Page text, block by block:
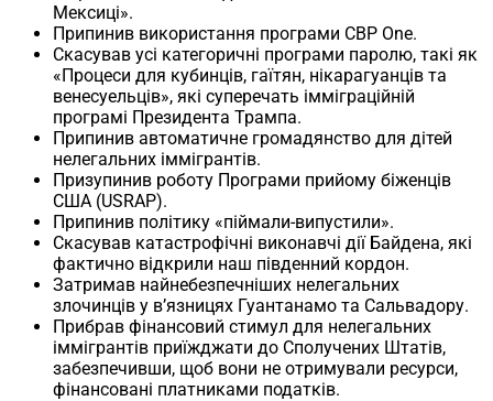
Мексиці».
Припинив використання програми CBP One.
Скасував усі категоричні програми паролю, такі як
«Процеси для кубинців, гаїтян, нікарагуанців та
венесуельців», які суперечать імміграційній
програмі Президента Трампа.
Припинив автоматичне громадянство для дітей
нелегальних іммігрантів.
Призупинив роботу Програми прийому біженців
США (USRAP).
Припинив політику «піймали-випустили».
Скасував катастрофічні виконавчі дії Байдена, які
фактично відкрили наш південний кордон.
Затримав найнебезпечніших нелегальних
злочинців у в’язницях Гуантанамо та Сальвадору.
Прибрав фінансовий стимул для нелегальних
іммігрантів приїжджати до Сполучених Штатів,
забезпечивши, щоб вони не отримували ресурси,
фінансовані платниками податків.